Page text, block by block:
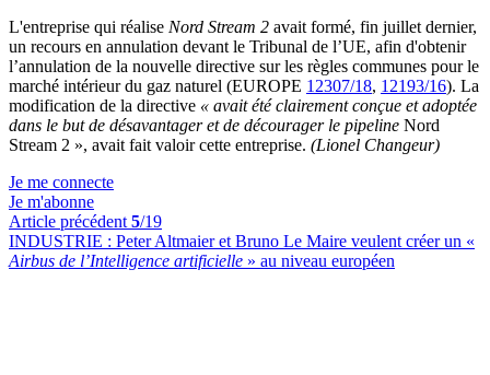
L'entreprise qui réalise Nord Stream 2 avait formé, fin juillet dernier,
un recours en annulation devant le Tribunal de l’UE, afin d'obtenir
l’annulation de la nouvelle directive sur les règles communes pour le
marché intérieur du gaz naturel (EUROPE 12307/18, 12193/16). La
modification de la directive « avait été clairement conçue et adoptée
dans le but de désavantager et de décourager le pipeline Nord
Stream 2 », avait fait valoir cette entreprise. (Lionel Changeur)
Je me connecte
Je m'abonne
Article précédent 5/19
INDUSTRIE : Peter Altmaier et Bruno Le Maire veulent créer un «
Airbus de l’Intelligence artificielle » au niveau européen